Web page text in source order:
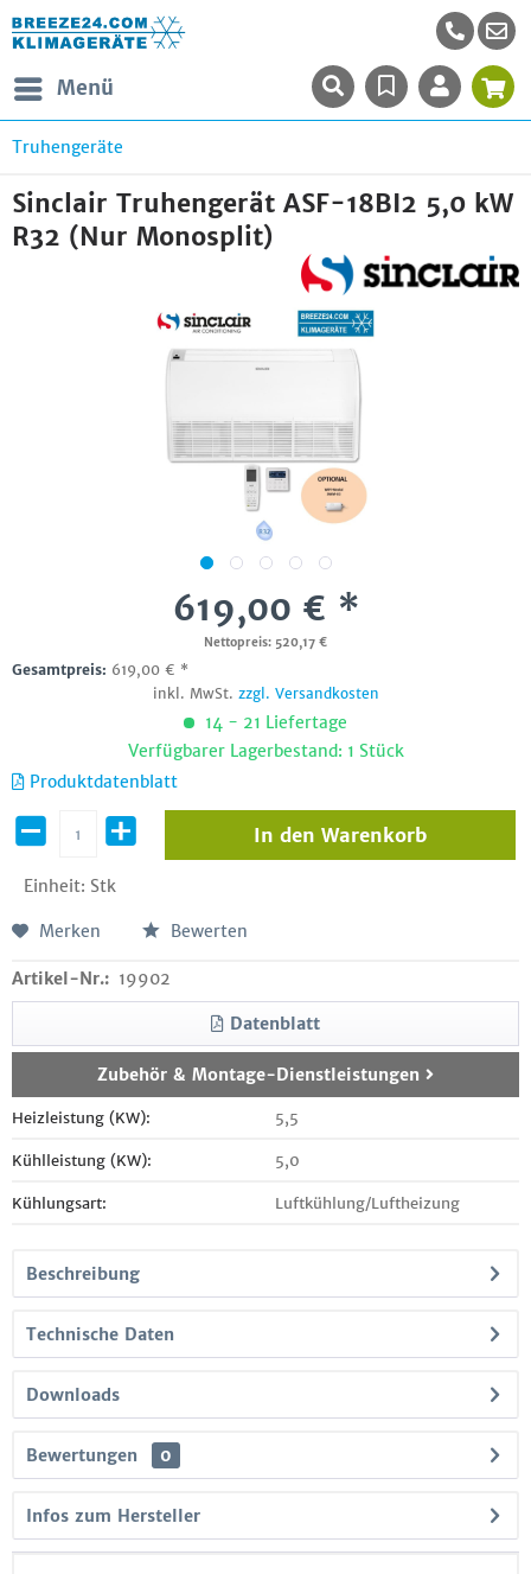
Menü
Truhengeräte
Sinclair Truhengerät ASF-18BI2 5,0 kW
R32 (Nur Monosplit)
619,00 € *
Nettopreis: 520,17 €
Gesamtpreis: 619,00 € *
inkl. MwSt. zzgl. Versandkosten
14 - 21 Liefertage
Verfügbarer Lagerbestand: 1 Stück
Produktdatenblatt
Einheit: Stk
In den Warenkorb
Merken Bewerten
Artikel-Nr.: 19902
Datenblatt
Zubehör & Montage-Dienstleistungen
Heizleistung (KW): 5,5
Kühlleistung (KW): 5,0
Kühlungsart: Luftkühlung/Luftheizung
Beschreibung
Technische Daten
Downloads
Bewertungen 0
Infos zum Hersteller